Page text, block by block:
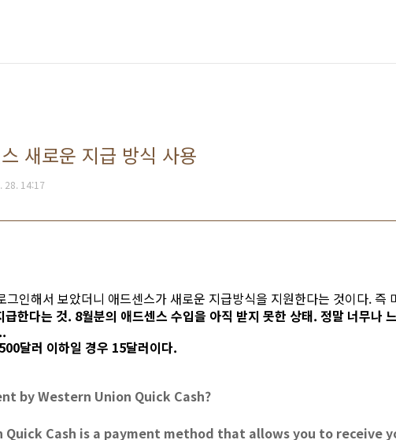
새로운 지급 방식 사용
28. 14:17
인해서 보았더니 애드센스가 새로운 지급방식을 지원한다는 것이다. 즉
한다는 것. 8월분의 애드센스 수입을 아직 받지 못한 상태. 정말 너무나
달러 이하일 경우 15달러이다.
by Western Union Quick Cash?
Quick Cash is a payment method that allows you to receive